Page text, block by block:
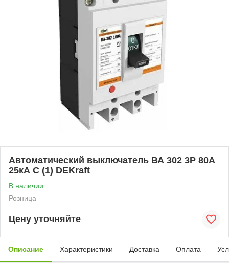
Автоматический выключатель ВА 302 3P 80А
25кА С (1) DEKraft
В наличии
Розница
Цену уточняйте
Описание Характеристики Доставка Оплата